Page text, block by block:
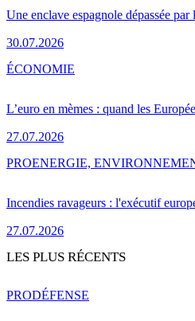
Une enclave espagnole dépassée
30.07.2026
L’euro en mèmes : quand les
27.07.2026
ÉCONOMIE
Incendies ravageurs : l'exécutif
27.07.2026
PROENERGIE,
LES PLUS RÉCENTS
PRODÉFENSE